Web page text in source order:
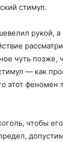
стимул.
рукой,
чуть позже,
— как
этот феномен
чтобы